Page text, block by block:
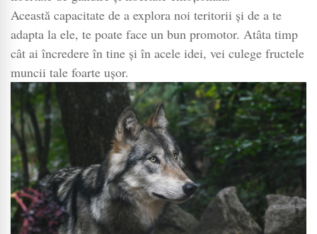
Această capacitate de a explora noi teritorii și de a te
adapta la ele, te poate face un bun promotor. Atâta timp
cât ai încredere în tine și în acele idei, vei culege fructele
muncii tale foarte ușor.